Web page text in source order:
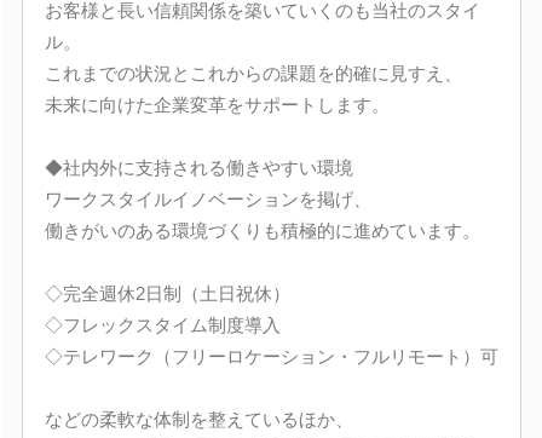
お客様と長い信頼関係を築いていくのも当社のスタイ
ル。
これまでの状況とこれからの課題を的確に見すえ、
未来に向けた企業変革をサポートします。
◆社内外に支持される働きやすい環境
ワークスタイルイノベーションを掲げ、
働きがいのある環境づくりも積極的に進めています。
◇完全週休2日制（土日祝休）
◇フレックスタイム制度導入
◇テレワーク（フリーロケーション・フルリモート）可
などの柔軟な体制を整えているほか、